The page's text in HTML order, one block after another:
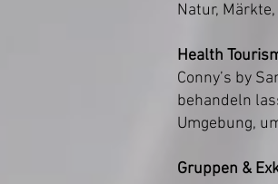
Natur,
Health
Conny’s by
behandeln
Umgebung,
Gruppen &